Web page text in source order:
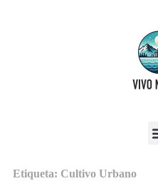
Etiqueta: Cultivo Urbano